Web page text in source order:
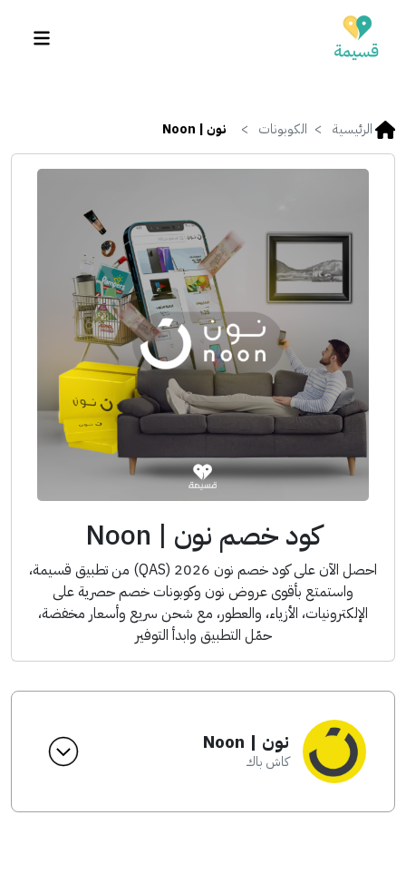
الرئيسية الكوبونات نون | Noon
كود خصم نون | Noon
احصل الآن على كود خصم نون 2026 (QAS) من تطبيق قسيمة،
واستمتع بأقوى عروض نون وكوبونات خصم حصرية على
الإلكترونيات، الأزياء، والعطور، مع شحن سريع وأسعار مخفضة،
حمّل التطبيق وابدأ التوفير
نون | Noon
كاش باك